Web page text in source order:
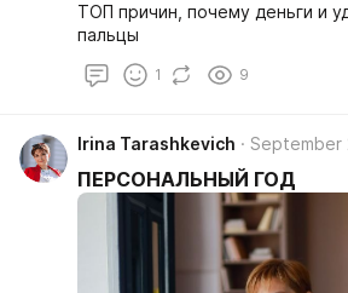
ТОП причин, почему деньги и
пальцы
1 9
Irina Tarashkevich September
ПЕРСОНАЛЬНЫЙ ГОД